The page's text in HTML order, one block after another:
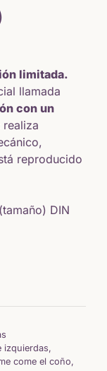
limitada.
llamada
con un
realiza
reproducido
DIN
izquierdas,
come el coño,